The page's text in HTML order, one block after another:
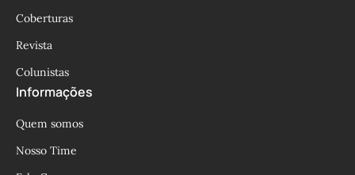
Coberturas
Revista
Colunistas
Informações
Quem somos
Nosso Time